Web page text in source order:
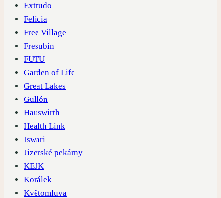
Extrudo
Felicia
Free Village
Fresubin
FUTU
Garden of Life
Great Lakes
Gullón
Hauswirth
Health Link
Iswari
Jizerské pekárny
KEJK
Korálek
Květomluva